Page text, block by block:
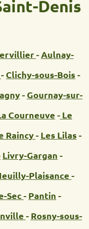
Denis
- Aulnay-
- Clichy-sous-Bois -
- Gournay-sur-
Courneuve -Le
Raincy- Les Lilas -
Livry-Gargan -
Plaisance -
Sec- Pantin -
- Rosny-sous-